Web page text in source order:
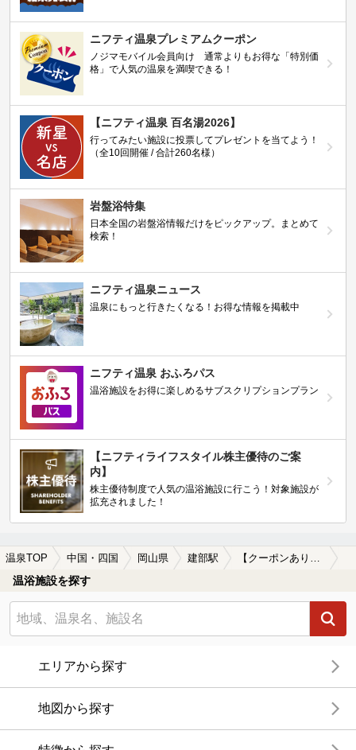
ニフティ温泉プレミアムクーポン
ノジマモバイル会員向け 通常よりもお得な「特別価
格」で人気の温泉を満喫できる！
【ニフティ温泉 百名湯2026】
行ってみたい施設に投票してプレゼントを当てよう！
（全10回開催 / 合計260名様）
岩盤浴特集
日本全国の岩盤浴情報だけをピックアップ。まとめて
検索！
ニフティ温泉ニュース
温泉にもっと行きたくなる！お得な情報を掲載中
ニフティ温泉 おふろパス
温浴施設をお得に楽しめるサブスクリプションプラン
【ニフティライフスタイル株主優待のご案
内】
株主優待制度で人気の温浴施設に行こう！対象施設が
拡充されました！
温泉TOP 中国・四国 岡山県 建部駅 【クーポンあり】建部駅近くの温泉宿・温泉旅館・ホテルおすすめ(2026年版)
温浴施設を探す
エリアから探す
地図から探す